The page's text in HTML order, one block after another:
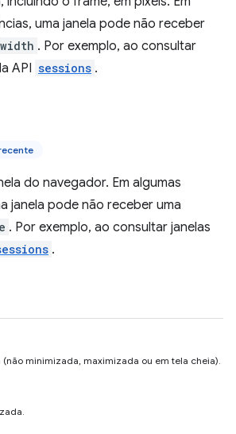
uma janela pode não receber
width . Por exemplo, ao consultar
API sessions .
do navegador. Em algumas
janela pode não receber uma
. Por exemplo, ao consultar janelas
.
minimizada, maximizada ou em tela cheia).